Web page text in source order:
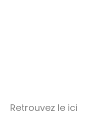
Retrouvez le ici